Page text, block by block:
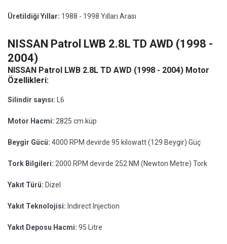
Üretildiği Yıllar: 1988 - 1998 Yılları Arası
NISSAN Patrol LWB 2.8L TD AWD (1998 -
2004)
NISSAN Patrol LWB 2.8L TD AWD (1998 - 2004) Motor
Özellikleri:
Silindir sayısı: L6
Motor Hacmi: 2825 cm küp
Beygir Gücü: 4000 RPM devirde 95 kilowatt (129 Beygir) Güç
Tork Bilgileri: 2000 RPM devirde 252 NM (Newton Metre) Tork
Yakıt Türü: Dizel
Yakıt Teknolojisi: Indirect Injection
Yakıt Deposu Hacmi: 95 Litre